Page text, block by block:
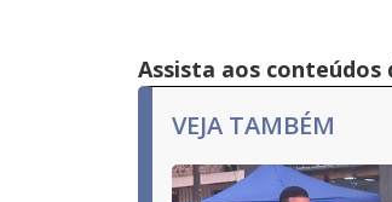
Assista aos conteúdos
VEJA TAMBÉM